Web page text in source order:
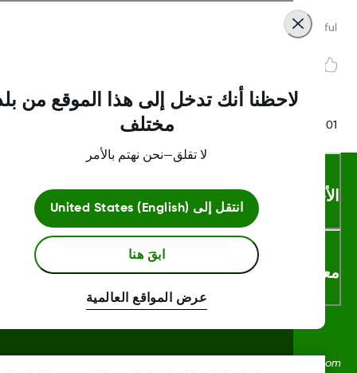
Was this article
LBL016698
والشروط
اكثر
لاحظنا أنك تدخل إلى هذا الموقع من بلد
مختلف
لا تقلق—نحن نهتم بالأمر
انتقل إلى United States (English)
ابقَ هنا
عرض المواقع العالمية